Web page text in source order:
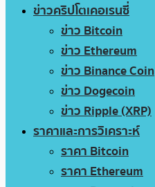
ข่าวคริปโตเคอเรนซี่
ข่าว Bitcoin
ข่าว Ethereum
ข่าว Binance Coin
ข่าว Dogecoin
ข่าว Ripple (XRP)
ราคาและการวิเคราะห์
ราคา Bitcoin
ราคา Ethereum